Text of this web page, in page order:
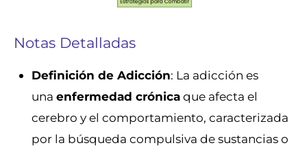
Notas Detalladas
Definición de Adicción: La adicción es
una enfermedad crónicaque afecta el
cerebro y el comportamiento, caracterizada
por la búsqueda compulsiva de sustancias o